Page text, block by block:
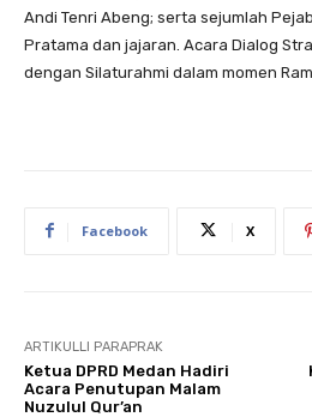
Andi Tenri Abeng; serta sejumlah
Pratama dan jajaran. Acara Dialog
dengan Silaturahmi dalam momen
Facebook X
ARTIKULLI PARAPRAK
Ketua DPRD Medan Hadiri
Acara Penutupan Malam
Nuzulul Qur’an